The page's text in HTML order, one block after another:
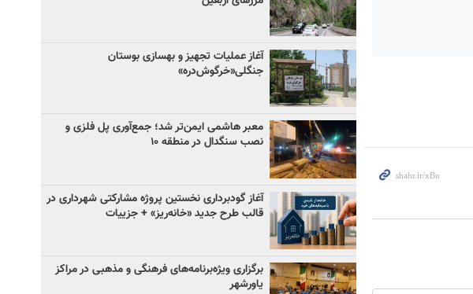
آغاز عملیات تجهیز و بهسازی بوستان
جنگلی«خرگوش‌دره»
معبر هاشمی ایمن‌تر شد؛ جمع‌آوری پل فلزی و
نصب سنگدال در منطقه ۱۰
آغاز گودبرداری نخستین پروژه مشارکتی شهرداری در
قالب طرح جدید «خانه‌ریز» + جزییات
برگزاری ویژه‌برنامه‌های فرهنگی و مذهبی در مراکز
یاورشهر